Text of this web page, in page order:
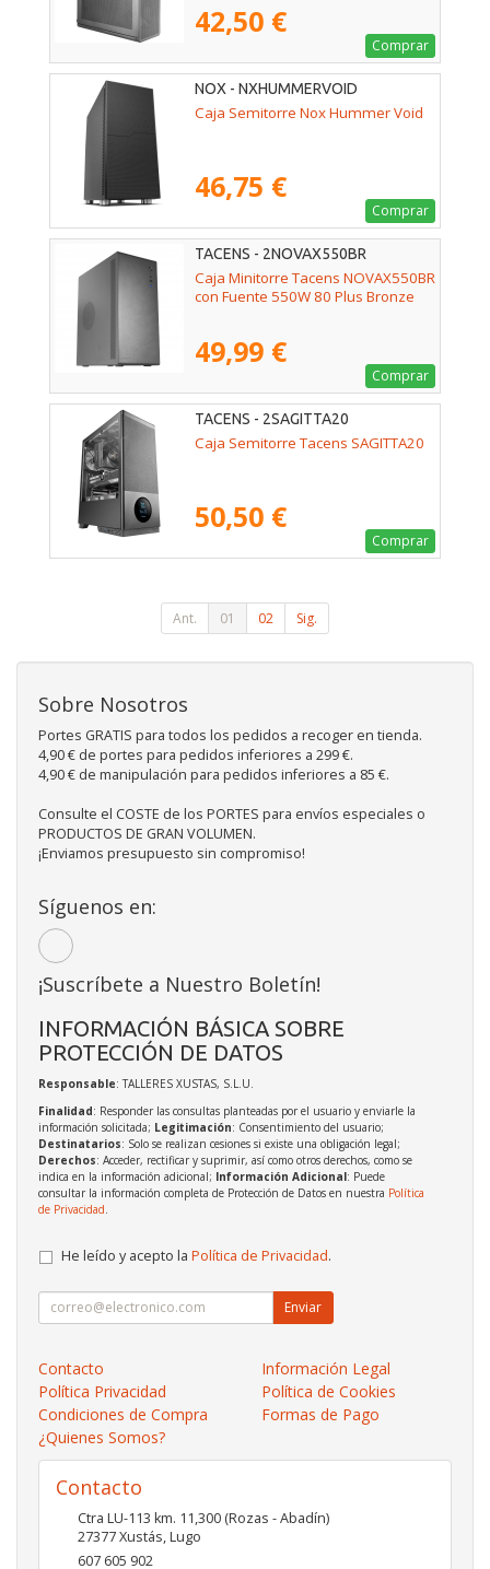
42,50 €
Comprar
NOX - NXHUMMERVOID
Caja Semitorre Nox Hummer Void
46,75 €
Comprar
TACENS - 2NOVAX550BR
Caja Minitorre Tacens NOVAX550BR
con Fuente 550W 80 Plus Bronze
49,99 €
Comprar
TACENS - 2SAGITTA20
Caja Semitorre Tacens SAGITTA20
50,50 €
Comprar
Ant. 01 02 Sig.
Sobre Nosotros
Portes GRATIS para todos los pedidos a recoger en tienda.
4,90 € de portes para pedidos inferiores a 299 €.
4,90 € de manipulación para pedidos inferiores a 85 €.
Consulte el COSTE de los PORTES para envíos especiales o
PRODUCTOS DE GRAN VOLUMEN.
¡Enviamos presupuesto sin compromiso!
Síguenos en:
¡Suscríbete a Nuestro Boletín!
INFORMACIÓN BÁSICA SOBRE
PROTECCIÓN DE DATOS
Responsable: TALLERES XUSTAS, S.L.U.
Finalidad: Responder las consultas planteadas por el usuario y enviarle la
información solicitada; Legitimación: Consentimiento del usuario;
Destinatarios: Solo se realizan cesiones si existe una obligación legal;
Derechos: Acceder, rectificar y suprimir, así como otros derechos, como se
indica en la información adicional; Información Adicional: Puede
consultar la información completa de Protección de Datos en nuestra Política
de Privacidad
He leído y acepto la Política de Privacidad.
Enviar
Contacto
Información Legal
Política Privacidad
Política de Cookies
Condiciones de Compra
Formas de Pago
¿Quienes Somos?
Contacto
Ctra LU-113 km. 11,300 (Rozas - Abadín)
27377Xustás,Lugo
607 605 902